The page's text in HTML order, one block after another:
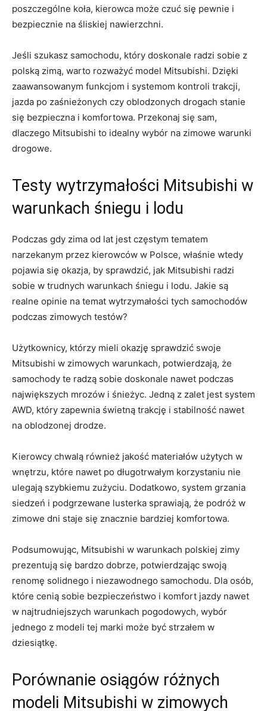
poszczególne koła, kierowca ⁣może czuć się pewnie i
bezpiecznie na śliskiej nawierzchni.
Jeśli szukasz samochodu, który doskonale radzi sobie z
polską zimą, warto rozważyć model Mitsubishi. Dzięki‍
zaawansowanym ⁣funkcjom i systemom kontroli trakcji,
jazda po ⁣zaśnieżonych czy oblodzonych ⁢drogach‌ stanie
się bezpieczna i komfortowa. Przekonaj ‌się ⁢sam,​
dlaczego Mitsubishi‌ to idealny wybór na zimowe warunki
drogowe.
Testy wytrzymałości Mitsubishi w
warunkach ‍śniegu i lodu
Podczas gdy zima od lat jest częstym ‍tematem
narzekanym przez⁣ kierowców‌ w Polsce, właśnie wtedy
pojawia się okazja, by⁣ sprawdzić, jak ‌Mitsubishi radzi
sobie w trudnych warunkach śniegu i ⁤lodu. Jakie są
realne opinie na temat wytrzymałości tych samochodów
podczas zimowych testów?
Użytkownicy, którzy mieli okazję sprawdzić swoje
Mitsubishi w⁢ zimowych warunkach, potwierdzają, że
samochody te radzą sobie⁤ doskonale ⁣nawet podczas
największych​ mrozów i ‌śnieżyc. Jedną z ⁤zalet jest system
AWD, który zapewnia świetną trakcję i stabilność nawet
na oblodzonej drodze.
Kierowcy chwalą również jakość materiałów użytych w​
wnętrzu, które nawet po długotrwałym korzystaniu nie ​
ulegają szybkiemu zużyciu.‌ Dodatkowo, system grzania
siedzeń i ⁢podgrzewane lusterka sprawiają,⁢ że ​podróż w
zimowe dni staje się znacznie bardziej komfortowa.
Podsumowując, Mitsubishi⁤ w warunkach polskiej zimy
prezentują się bardzo dobrze,⁢ potwierdzając swoją
⁤renomę solidnego i⁣ niezawodnego ‌samochodu. Dla osób,
⁣które cenią sobie bezpieczeństwo i komfort jazdy nawet
w‍ najtrudniejszych warunkach pogodowych, ​wybór
jednego z modeli tej marki może⁢ być‌ strzałem‌ w
dziesiątkę.
Porównanie osiągów ‌różnych
modeli Mitsubishi w zimowych